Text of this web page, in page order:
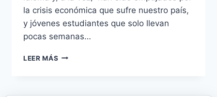
la crisis económica que sufre nuestro país,
y jóvenes estudiantes que solo llevan
pocas semanas…
LEER MÁS MÁS